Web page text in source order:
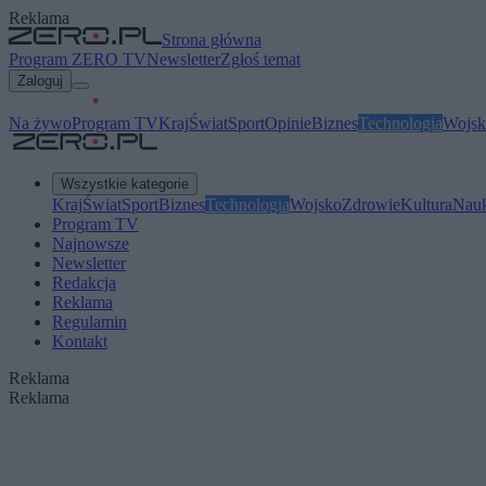
Reklama
Strona główna
Program ZERO TVNewsletterZgłoś temat
Zaloguj
Na żywoProgram TVKrajŚwiatSportOpinieBiznesTechnologia
Wszystkie kategorie
KrajŚwiatSportBiznesTechnologiaWojskoZdrowieKultura
Program TV
Najnowsze
Newsletter
Redakcja
Reklama
Regulamin
Kontakt
Reklama
Reklama